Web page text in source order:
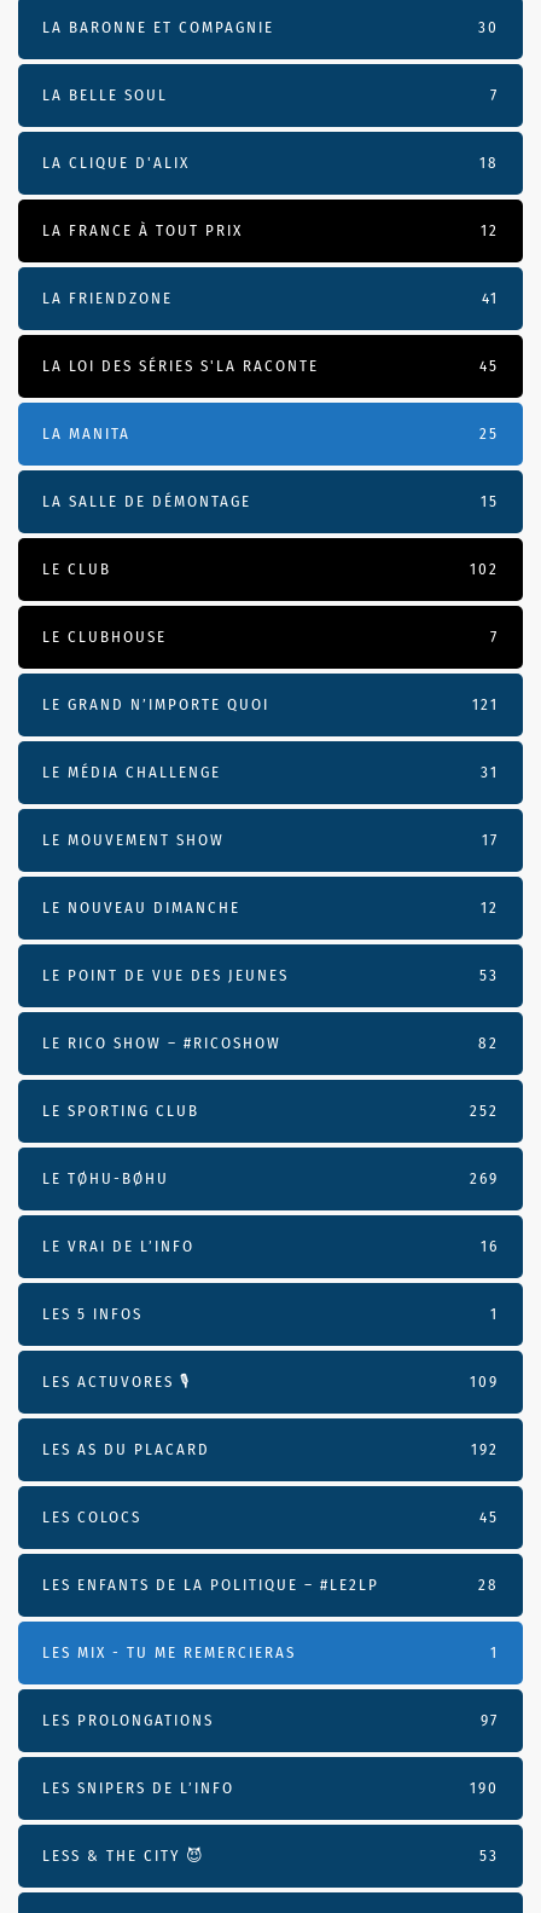
LA BARONNE ET COMPAGNIE 30
LA BELLE SOUL 7
LA CLIQUE D'ALIX 18
LA FRANCE À TOUT PRIX 12
LA FRIENDZONE 41
LA LOI DES SÉRIES S'LA RACONTE 45
LA MANITA 25
LA SALLE DE DÉMONTAGE 15
LE CLUB 102
LE CLUBHOUSE 7
LE GRAND N’IMPORTE QUOI 121
LE MÉDIA CHALLENGE 31
LE MOUVEMENT SHOW 17
LE NOUVEAU DIMANCHE 12
LE POINT DE VUE DES JEUNES 53
LE RICO SHOW – #RICOSHOW 82
LE SPORTING CLUB 252
LE TØHU-BØHU 269
LE VRAI DE L’INFO 16
LES 5 INFOS 1
LES ACTUVORES 🎙 109
LES AS DU PLACARD 192
LES COLOCS 45
LES ENFANTS DE LA POLITIQUE – #LE2LP 28
LES MIX - TU ME REMERCIERAS 1
LES PROLONGATIONS 97
LES SNIPERS DE L’INFO 190
LESS & THE CITY 😈 53